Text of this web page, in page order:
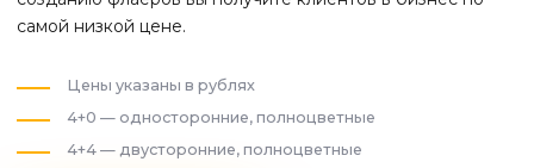
самой низкой цене.
Цены указаны в рублях
4+0 — односторонние, полноцветные
4+4 — двусторонние, полноцветные